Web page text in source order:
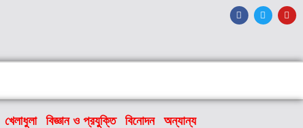
খেলাধুলা বিজ্ঞান ও প্রযুক্তি বিনোদন অন্যান্য